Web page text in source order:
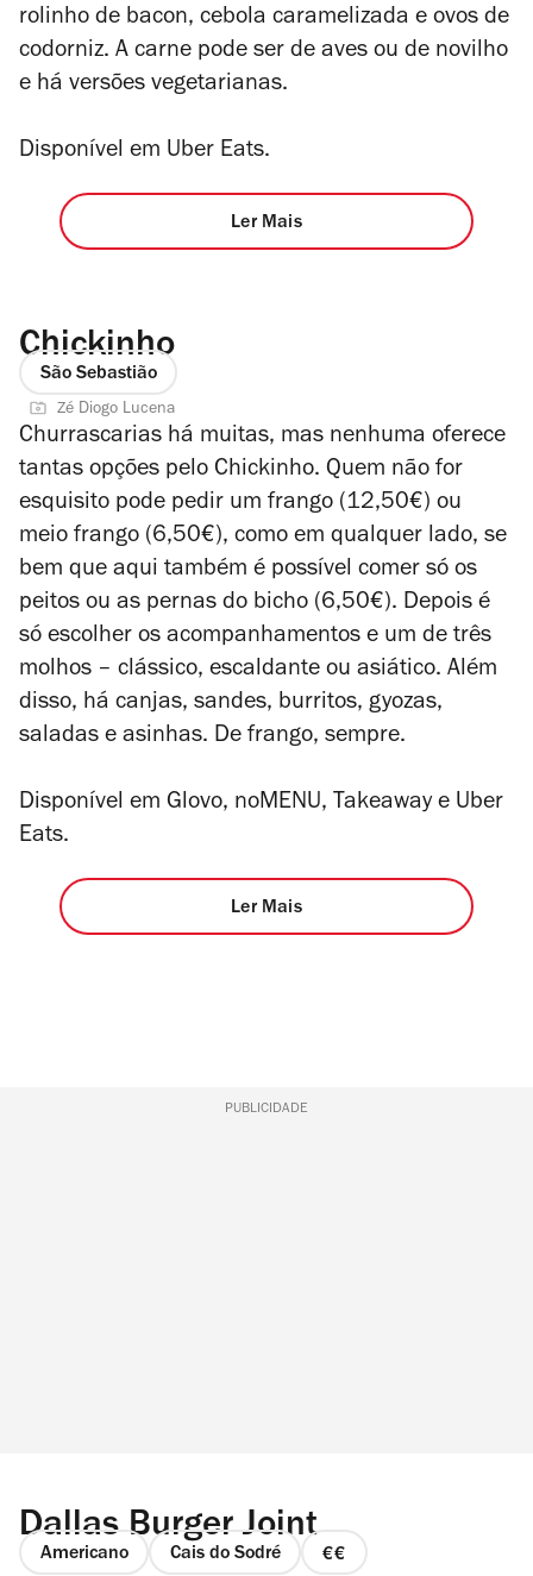
rolinho de bacon, cebola caramelizada e ovos de
codorniz. A carne pode ser de aves ou de novilho
e há versões vegetarianas.
Disponível em Uber Eats.
Ler Mais
Chickinho
São Sebastião
Zé Diogo Lucena
Churrascarias há muitas, mas nenhuma oferece
tantas opções pelo Chickinho. Quem não for
esquisito pode pedir um frango (12,50€) ou
meio frango (6,50€), como em qualquer lado, se
bem que aqui também é possível comer só os
peitos ou as pernas do bicho (6,50€). Depois é
só escolher os acompanhamentos e um de três
molhos – clássico, escaldante ou asiático. Além
disso, há canjas, sandes, burritos, gyozas,
saladas e asinhas. De frango, sempre.
Disponível em Glovo, noMENU, Takeawaye Uber
Eats.
Ler Mais
PUBLICIDADE
Dallas Burger Joint
Americano Cais do Sodré
preço